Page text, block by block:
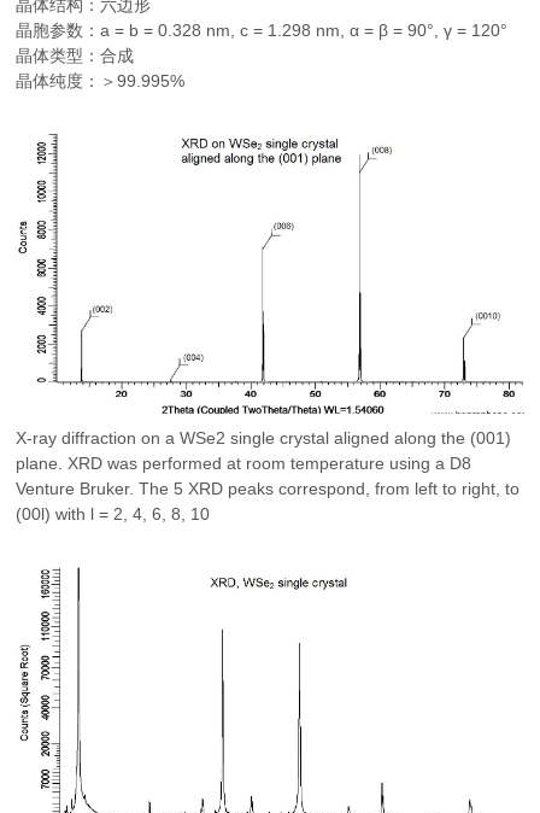
晶体结构：六边形
晶胞参数：a = b = 0.328 nm, c = 1.298 nm, α = β = 90°, γ = 120°
晶体类型：合成
晶体纯度：＞99.995%
X-ray diffraction on a WSe2 single crystal aligned along the (001)
plane. XRD was performed at room temperature using a D8
Venture Bruker. The 5 XRD peaks correspond, from left to right, to
(00l) with l = 2, 4, 6, 8, 10